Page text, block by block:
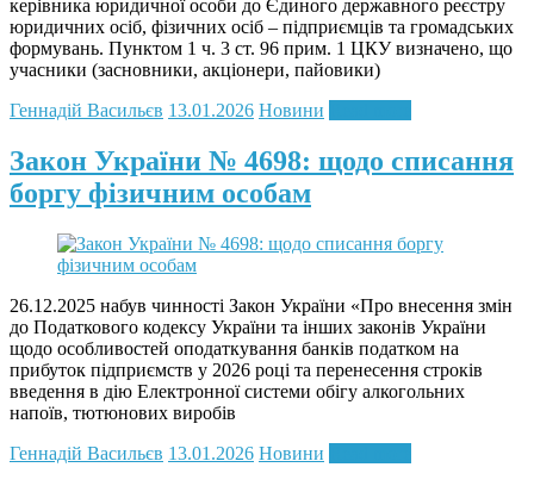
керівника юридичної особи до Єдиного державного реєстру
юридичних осіб, фізичних осіб – підприємців та громадських
формувань. Пунктом 1 ч. 3 ст. 96 прим. 1 ЦКУ визначено, що
учасники (засновники, акціонери, пайовики)
Геннадій Васильєв 13.01.2026 Новини
Закон України № 4698: щодо списання
боргу фізичним особам
26.12.2025 набув чинності Закон України «Про внесення змін
до Податкового кодексу України та інших законів України
щодо особливостей оподаткування банків податком на
прибуток підприємств у 2026 році та перенесення строків
введення в дію Електронної системи обігу алкогольних
напоїв, тютюнових виробів
Геннадій Васильєв 13.01.2026 Новини